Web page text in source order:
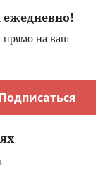
ежедневно!
прямо на ваш
Подписаться